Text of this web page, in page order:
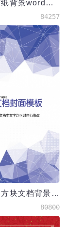
可爱卡通信纸背景word模板
84257
紫色多变形方块文档背景word模板
80800